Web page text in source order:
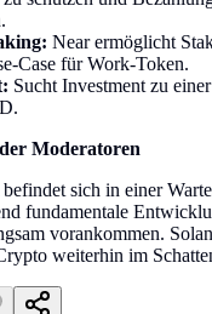
Near ermöglicht
Case für Work-Token.
Sucht Investment zu
Moderatoren
sich in einer
fundamentale
vorankommen.
weiterhin im